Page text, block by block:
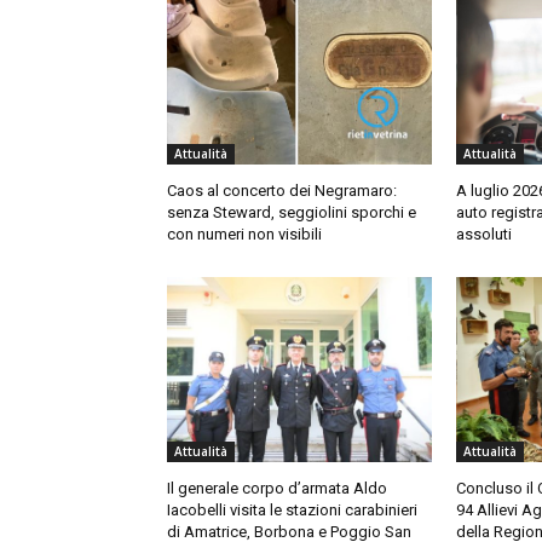
Attualità
Caos al concerto dei Negramaro:
senza Steward, seggiolini sporchi e
con numeri non visibili
Attualità
A luglio
auto
assoluti
Attualità
Il generale corpo d’armata Aldo
Iacobelli visita le stazioni carabinieri
di Amatrice, Borbona e Poggio San
Attualità
Concluso il
94 Allievi
della